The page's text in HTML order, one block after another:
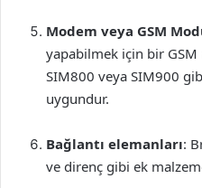
Modem veya GSM
yapabilmek için bir GSM
SIM800 veya SIM900
uygundur.
Bağlantı elemanları:
ve direnç gibi ek